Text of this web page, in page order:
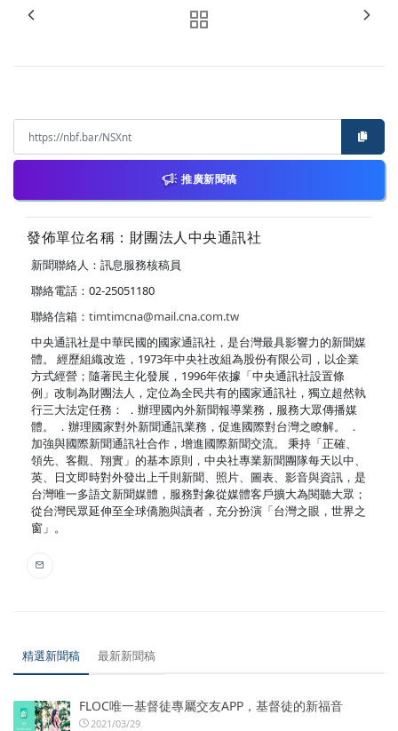
推廣新聞稿
發佈單位名稱：財團法人中央通訊社
新聞聯絡人：訊息服務核稿員
聯絡電話：02-25051180
聯絡信箱： timtimcna@mail.cna.com.tw
中央通訊社是中華民國的國家通訊社，是台灣最具影響力的新聞媒
體。 經歷組織改造，1973年中央社改組為股份有限公司，以企業
方式經營；隨著民主化發展，1996年依據「中央通訊社設置條
例」改制為財團法人，定位為全民共有的國家通訊社，獨立超然執
行三大法定任務： ．辦理國內外新聞報導業務，服務大眾傳播媒
體。 ．辦理國家對外新聞通訊業務，促進國際對台灣之瞭解。 ．
加強與國際新聞通訊社合作，增進國際新聞交流。 秉持「正確、
領先、客觀、翔實」的基本原則，中央社專業新聞團隊每天以中、
英、日文即時對外發出上千則新聞、照片、圖表、影音與資訊，是
台灣唯一多語文新聞媒體，服務對象從媒體客戶擴大為閱聽大眾；
從台灣民眾延伸至全球僑胞與讀者，充分扮演「台灣之眼，世界之
窗」。
精選新聞稿 最新新聞稿
FLOC唯一基督徒專屬交友APP，基督徒的新福音
2021/03/29